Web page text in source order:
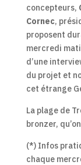
concepteurs,
Cornec,
proposent
mercredi
d’une
du projet et
cet étrange
La plage de
bronzer,
(*) Infos
chaque